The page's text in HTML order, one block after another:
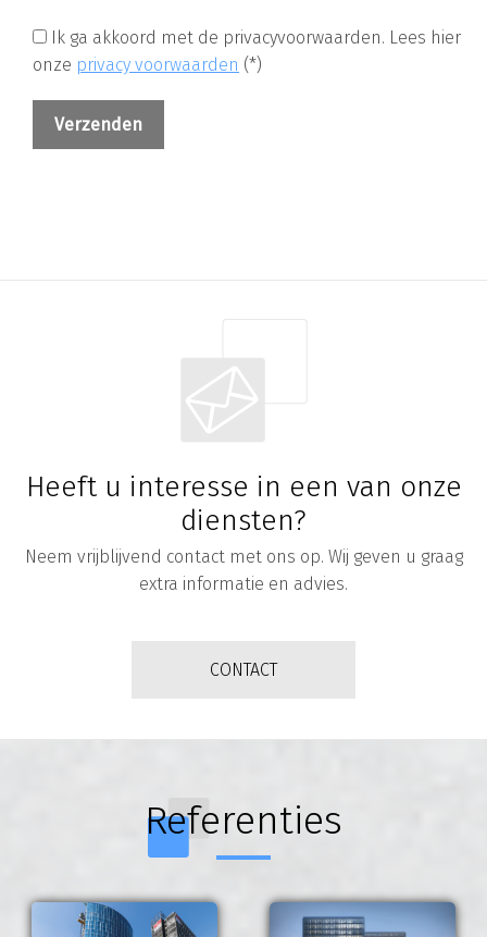
Ik ga akkoord met de privacyvoorwaarden. Lees hier
onze privacy voorwaarden (*)
Heeft u interesse in een van onze
diensten?
Neem vrijblijvend contact met ons op. Wij geven u graag
extra informatie en advies.
CONTACT
Referenties